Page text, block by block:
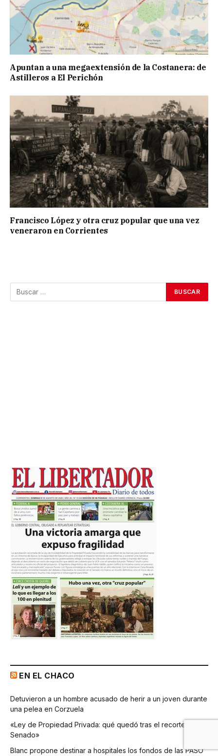
Apuntan a una megaextensión de la Costanera: de
Astilleros a El Perichón
Francisco López y otra cruz popular que una vez
veneraron en Corrientes
EN EL CHACO
Detuvieron a un hombre acusado de herir a un joven durante
una pelea en Corzuela
«Ley de Propiedad Privada: qué quedó tras el recorte del
Senado»
Blanc propone destinar a hospitales los fondos de las PASO